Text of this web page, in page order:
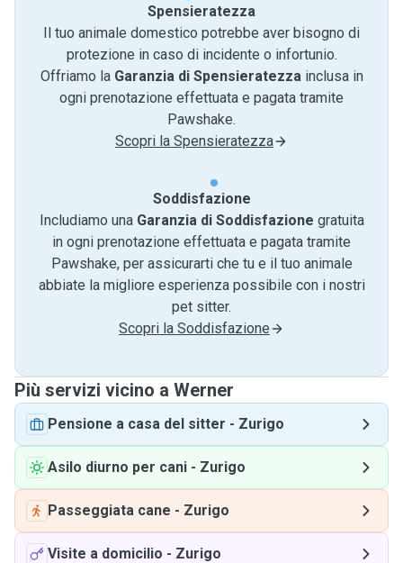
Spensieratezza
Il tuo animale domestico potrebbe aver bisogno di
protezione in caso di incidente o infortunio.
Offriamo la Garanzia di Spensieratezzainclusa in
ogni prenotazione effettuata e pagata tramite
Pawshake.
Scopri la Spensieratezza
Soddisfazione
Includiamo una Garanzia di Soddisfazione gratuita
in ogni prenotazione effettuata e pagata tramite
Pawshake, per assicurarti che tu e il tuo animale
abbiate la migliore esperienza possibile con i nostri
pet sitter.
Scopri la Soddisfazione
Più servizi vicino a Werner
Pensione a casa del sitter - Zurigo
Asilo diurno per cani - Zurigo
Passeggiata cane - Zurigo
Visite a domicilio - Zurigo